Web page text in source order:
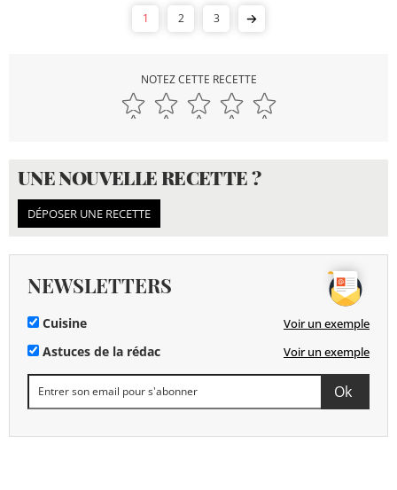
1 2 3
NOTEZ CETTE RECETTE
UNE NOUVELLE RECETTE ?
DÉPOSER UNE RECETTE
NEWSLETTERS
Cuisine Voir un exemple
Astuces de la rédac Voir un exemple